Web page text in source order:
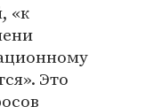
«к
Это